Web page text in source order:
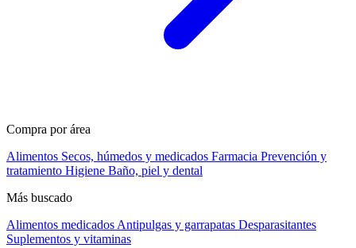
Compra por área
Alimentos Secos, húmedos y medicados Farmacia Prevención y
tratamiento Higiene Baño, piel y dental
Más buscado
Alimentos medicados Antipulgas y garrapatas Desparasitantes
Suplementos y vitaminas